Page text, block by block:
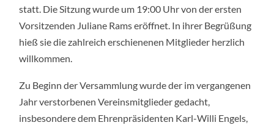
statt. Die Sitzung wurde um 19:00 Uhr von der ersten
Vorsitzenden Juliane Rams eröffnet. In ihrer Begrüßung
hieß sie die zahlreich erschienenen Mitglieder herzlich
willkommen.
Zu Beginn der Versammlung wurde der im vergangenen
Jahr verstorbenen Vereinsmitglieder gedacht,
insbesondere dem Ehrenpräsidenten Karl-Willi Engels,